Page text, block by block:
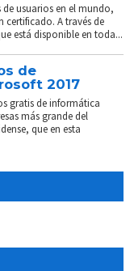
usuarios en el mundo,
certificado. A través de
está disponible en toda...
de
2017
gratis de informática
más grande del
que en esta